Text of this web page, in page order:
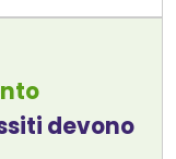
devono